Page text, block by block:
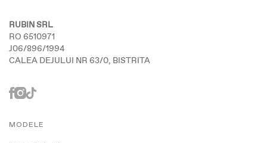
RUBIN SRL
RO 6510971
J06/896/1994
CALEA DEJULUI NR 63/0, BISTRITA
MODELE